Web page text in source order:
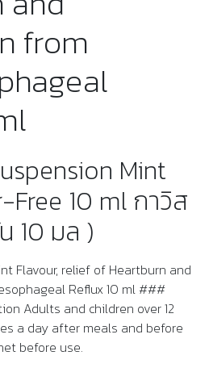
from
Mint
Free 10 ml กาวิส
10 มล )
Flavour, relief of Heartburn and
Reflux 10 ml ###
Adults and children over 12
a day after meals and before
before use.